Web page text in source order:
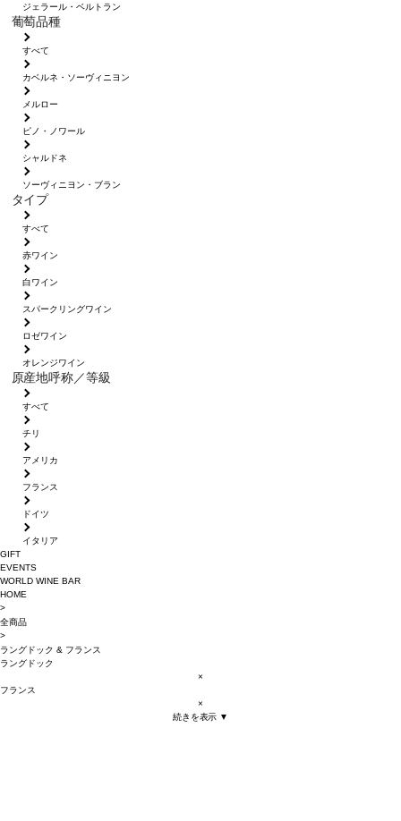
ジェラール・ベルトラン
葡萄品種
すべて
カベルネ・ソーヴィニヨン
メルロー
ピノ・ノワール
シャルドネ
ソーヴィニヨン・ブラン
タイプ
すべて
赤ワイン
白ワイン
スパークリングワイン
ロゼワイン
オレンジワイン
原産地呼称／等級
すべて
チリ
アメリカ
フランス
ドイツ
イタリア
GIFT
EVENTS
WORLD WINE BAR
HOME
>
全商品
>
ラングドック & フランス
ラングドック
×
フランス
×
続きを表示 ▼